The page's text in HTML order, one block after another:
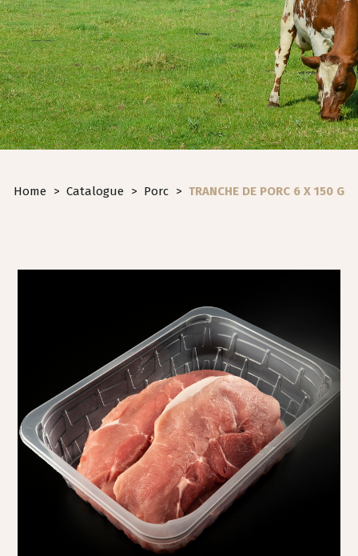
Home > Catalogue > Porc > TRANCHE DE PORC 6 X 150 G